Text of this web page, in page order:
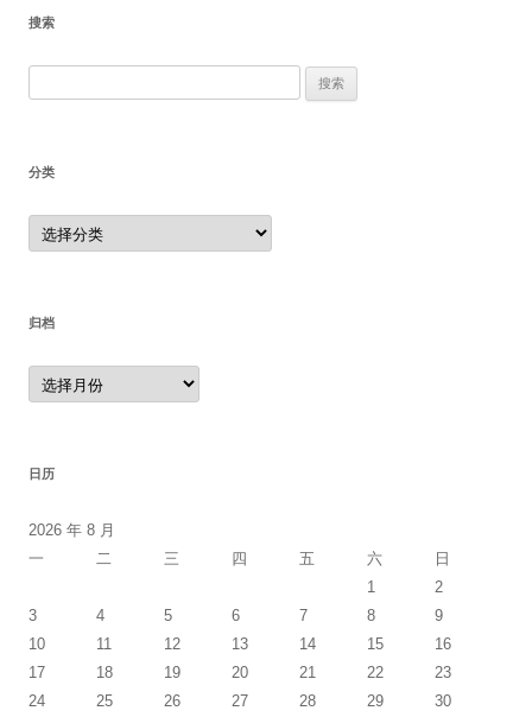
搜索
分类
分
类
归档
归
档
日历
2026 年 8 月
一
二 三 四 五 六
日
1
2
3
4 5 6 7 8
9
10
11 12 13 14 15
16
17
18 19 20 21 22
23
24
25 26 27 28 29
30